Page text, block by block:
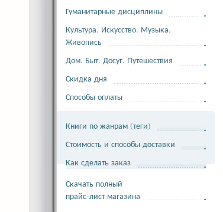
Гуманитарные дисциплины
Культура. Искусство. Музыка.
Живопись
Дом. Быт. Досуг. Путешествия
Скидка дня
Способы оплаты
Книги по жанрам (теги)
Стоимость и способы доставки
Как сделать заказ
Скачать полный
прайс-лист магазина